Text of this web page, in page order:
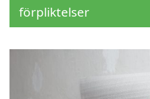
förpliktelser